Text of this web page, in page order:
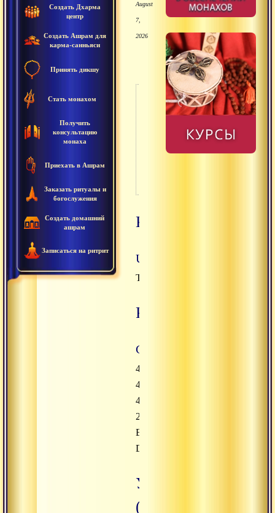
Создать Дхарма
центр
Создать Ашрам для
карма-санньяси
Принять дикшу
Стать монахом
Получить
консультацию
монаха
Приехать в Ашрам
Заказать ритуалы и
богослужения
Создать домашний
ашрам
Записаться на ритрит
August
7,
2026
Криптовалюта
Россия
Криптовалюта
USDT TRC20
Россия
Сбербанк
4276
4200
4899
2142
Elena
Drandarova
Украина
(гривны)